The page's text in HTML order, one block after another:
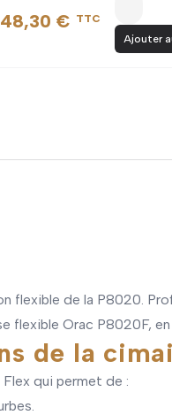
48,30 € TTC
Ajouter
flexible de la P8020.
flexible Orac P8020F,
de la
qui permet de :